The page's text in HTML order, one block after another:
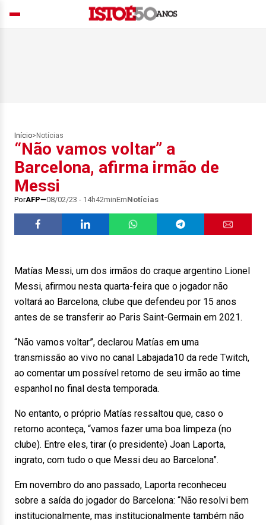
Início> Notícias
“Não vamos voltar” a
Barcelona, afirma irmão de
Messi
PorAFP 08/02/23 - 14h42minEmNotícias
Matías Messi, um dos irmãos do craque argentino Lionel
Messi, afirmou nesta quarta-feira que o jogador não
voltará ao Barcelona, clube que defendeu por 15 anos
antes de se transferir ao Paris Saint-Germain em 2021.
“Não vamos voltar”, declarou Matías em uma
transmissão ao vivo no canal Labajada10 da rede Twitch,
ao comentar um possível retorno de seu irmão ao time
espanhol no final desta temporada.
No entanto, o próprio Matías ressaltou que, caso o
retorno aconteça, “vamos fazer uma boa limpeza (no
clube). Entre eles, tirar (o presidente) Joan Laporta,
ingrato, com tudo o que Messi deu ao Barcelona”.
Em novembro do ano passado, Laporta reconheceu
sobre a saída do jogador do Barcelona: “Não resolvi bem
institucionalmente, mas institucionalmente também não